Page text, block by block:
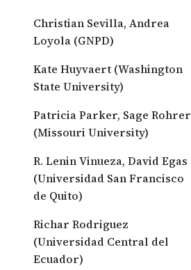
Christian Sevilla, Andrea
Loyola (GNPD)
Kate Huyvaert (Washington
State University)
Patricia Parker, Sage Rohrer
(Missouri University)
R. Lenin Vinueza, David Egas
(Universidad San Francisco
de Quito)
Richar Rodriguez
(Universidad Central del
Ecuador)